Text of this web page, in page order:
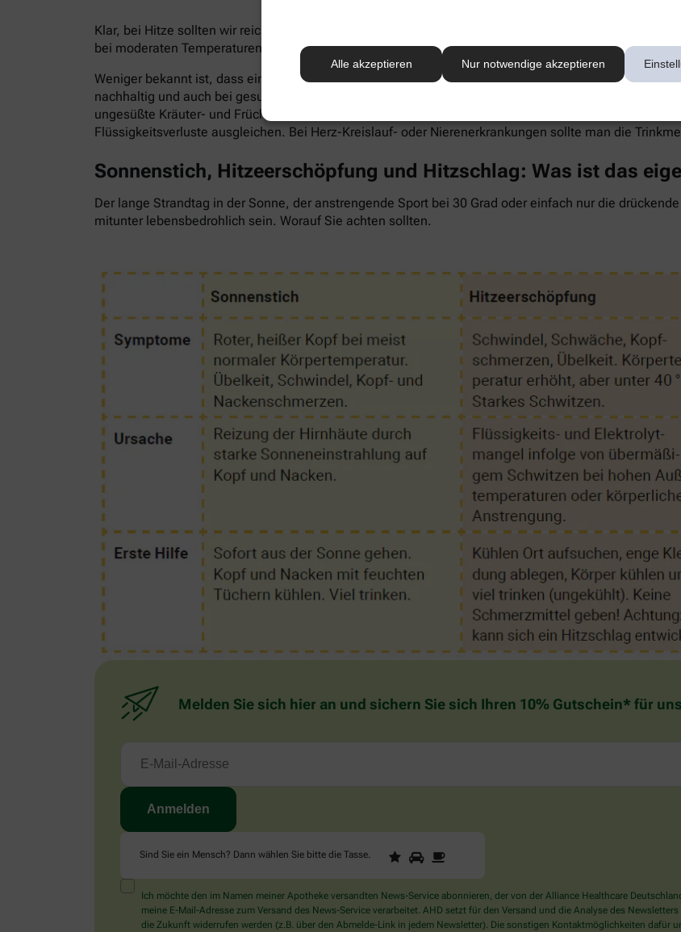
Alle akzeptieren Nur notwendige akzeptieren
Klar, bei Hitze sollten wir reichlich trinken, um den Flüssigkeitsverlust durch Schwitzen
bei moderaten Temperaturen. Trinken wir zu wenig, sind Kopfschmerzen und
Weniger bekannt ist, dass ein Flüssigkeitsmangel auch anderen Organen zusetzt. So kann
nachhaltig und auch bei gesunden Menschen. Als Faustregel gilt: Zwei bis drei Liter täglich sollten
ungesüßte Kräuter- und Früchtetees oder verdünnte Säfte. Auch wasserreiches Obst und Gemüse
Flüssigkeitsverluste ausgleichen. Bei Herz-Kreislauf- oder Nierenerkrankungen sollte man die
Sonnenstich, Hitzeerschöpfung und Hitzschlag: Was ist das
Der lange Strandtag in der Sonne, der anstrengende Sport bei 30 Grad oder einfach nur die
mitunter lebensbedrohlich sein. Worauf Sie achten sollten.
Melden Sie sich hier an und sichern Sie sich Ihren 10% Gutschein* für
Sind Sie ein Mensch? Dann wählen Sie bitte die Tasse.
Sind
Sie
Mensch?
Dann
wählen
1 2
Ich möchte den im Namen meiner Apotheke versandten News-Service abonnieren, der von der Alliance Healthcare
meine E-Mail-Adresse zum Versand des News-Service verarbeitet. AHD setzt für den Versand und die Analyse des
die Zukunft widerrufen werden (z.B. über den Abmelde-Link in jedem Newsletter). Die sonstigen Kontaktmöglichkeiten dafür